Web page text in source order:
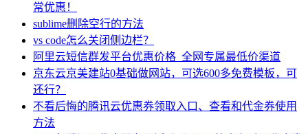
常优惠！
sublime删除空行的方法
vs code怎么关闭侧边栏？
阿里云短信群发平台优惠价格_全网专属最低价渠道
京东云京美建站0基础做网站，可选600多免费模板，可
还行？
不看后悔的腾讯云优惠券领取入口、查看和代金券使用
方法